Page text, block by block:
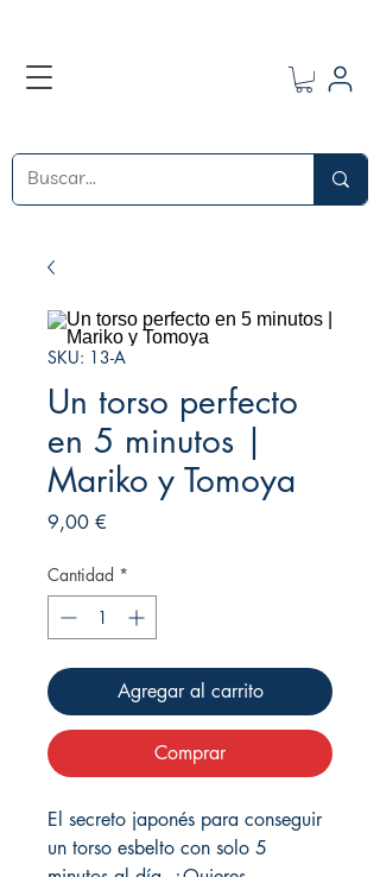
SKU: 13-A
Un torso perfecto
en 5 minutos |
Mariko y Tomoya
9,00 €
Cantidad *
Agregar al carrito
Comprar
El secreto japonés para conseguir
un torso esbelto con solo 5